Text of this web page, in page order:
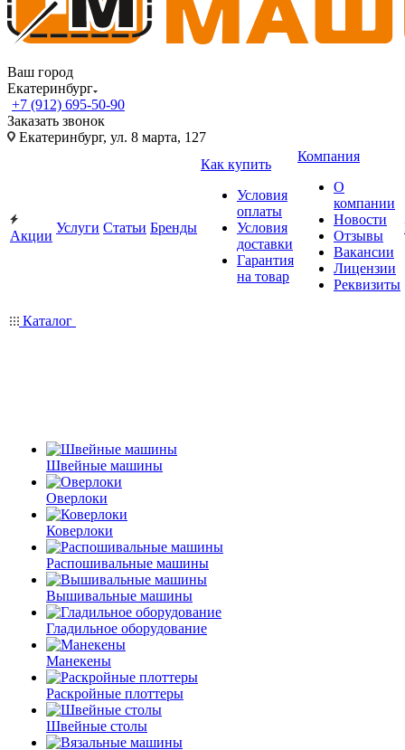
Ваш город
Екатеринбург
+7 (912) 695-50-90
Заказать звонок
Екатеринбург, ул. 8 марта, 127
Акции
Услуги Статьи Бренды
Как купить
Условия
оплаты
Условия
доставки
Гарантия
на товар
Компания
О
компании
Новости
Отзывы
Вакансии
Лицензии
Реквизиты
Каталог
Швейные машины
Оверлоки
Коверлоки
Распошивальные машины
Вышивальные машины
Гладильное оборудование
Манекены
Раскройные плоттеры
Швейные столы